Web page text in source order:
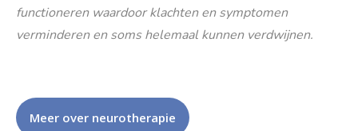
functioneren waardoor klachten en symptomen
verminderen en soms helemaal kunnen verdwijnen.
Meer over neurotherapie